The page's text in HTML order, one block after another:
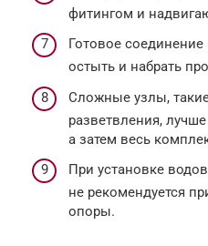
фитингом и
Готовое
остыть и набрать
Сложные узлы,
разветвления,
а затем весь
При установке
не рекомендуется
опоры.